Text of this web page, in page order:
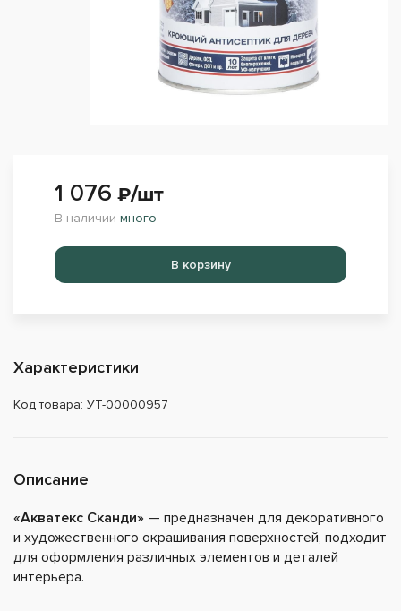
Характеристики
Код товара: УТ-00000957
Описание
«Акватекс Сканди» — предназначен для декоративного
и художественного окрашивания поверхностей, подходит
для оформления различных элементов и деталей
интерьера.
1 076 ₽/шт
В наличии много
Перейти в корзину